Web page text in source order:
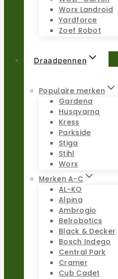
Worx Landroid
Yardforce
Zoef Robot
Draadpennen
Populaire merken
Gardena
Husqvarna
Kress
Parkside
Stiga
Stihl
Worx
Merken A-C
AL-KO
Alpina
Ambrogio
Belrobotics
Black & Decker
Bosch Indego
Central Park
Cramer
Cub Cadet